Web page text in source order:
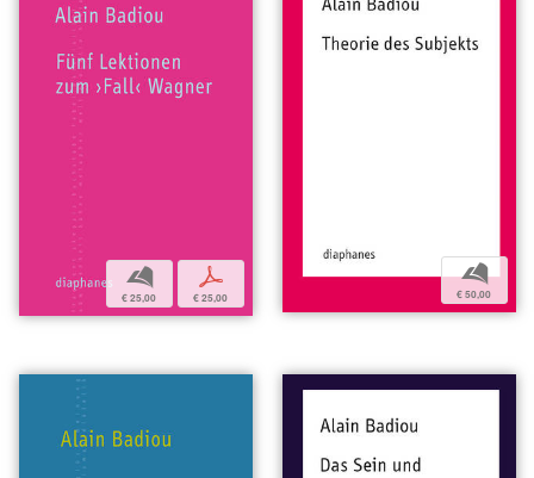
b
€ 25,00
p
€ 25,00
b
€ 50,00